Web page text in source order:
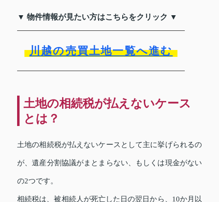
▼ 物件情報が見たい方はこちらをクリック ▼
川越の売買土地一覧へ進む
土地の相続税が払えないケース
とは？
土地の相続税が払えないケースとして主に挙げられるの
が、遺産分割協議がまとまらない、もしくは現金がない
の2つです。
相続税は、被相続人が死亡した日の翌日から、10か月以